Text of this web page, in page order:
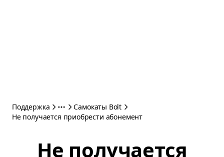
Поддержка
Самокаты Bolt
Не получается приобрести абонемент
Не получается